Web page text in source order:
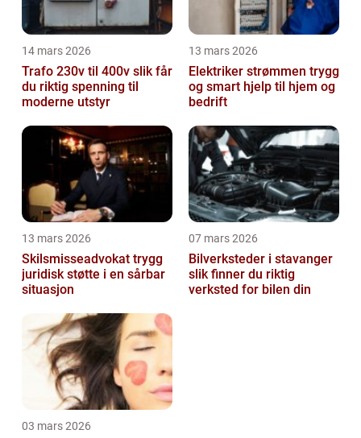
14 mars 2026
Trafo 230v til 400v slik får
du riktig spenning til
moderne utstyr
13 mars 2026
Elektriker strømmen trygg
og smart hjelp til hjem og
bedrift
13 mars 2026
Skilsmisseadvokat trygg
juridisk støtte i en sårbar
situasjon
07 mars 2026
Bilverksteder i stavanger
slik finner du riktig
verksted for bilen din
03 mars 2026